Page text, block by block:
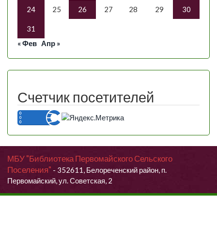
24 25 26 27 28 29 30
31
« Фев Апр »
Счетчик посетителей
МБУ "Библиотека Первомайского Сельского
Поселения" - 352611, Белореченский район, п.
Первомайский, ул. Советская, 2